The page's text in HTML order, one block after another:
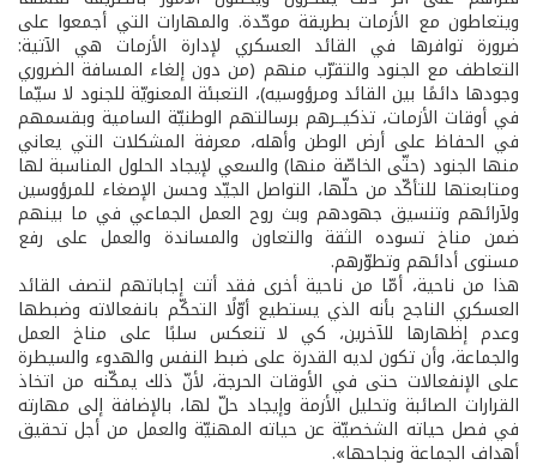
ويتعاطون مع الأزمات بطريقة موحّدة. والمهارات التي أجمعوا على
ضرورة توافرها في القائد العسكري لإدارة الأزمات هي الآتية:
التعاطف مع الجنود والتقرّب منهم (من دون إلغاء المسافة الضروري
وجودها دائمًا بين القائد ومرؤوسيه)، التعبئة المعنويّة للجنود لا سيّما
في أوقات الأزمات، تذكيــرهم برسالتهم الوطنيّة السامية وبقسمهم
في الحفاظ على أرض الوطن وأهله، معرفة المشكلات التي يعاني
منها الجنود (حتّى الخاصّة منها) والسعي لإيجاد الحلول المناسبة لها
ومتابعتها للتأكّد من حلّها، التواصل الجيّد وحسن الإصغاء للمرؤوسين
ولآرائهم وتنسيق جهودهم وبث روح العمل الجماعي في ما بينهم
ضمن مناخ تسوده الثقة والتعاون والمساندة والعمل على رفع
مستوى أدائهم وتطوّرهم.
هذا من ناحية، أمّا من ناحية أخرى فقد أتت إجاباتهم لتصف القائد
العسكري الناجح بأنه الذي يستطيع أوّلًا التحكّم بانفعالاته وضبطها
وعدم إظهارها للآخرين، كي لا تنعكس سلبًا على مناخ العمل
والجماعة، وأن تكون لديه القدرة على ضبط النفس والهدوء والسيطرة
على الإنفعالات حتى في الأوقات الحرجة، لأنّ ذلك يمكّنه من اتخاذ
القرارات الصائبة وتحليل الأزمة وإيجاد حلّ لها، بالإضافة إلى مهارته
في فصل حياته الشخصيّة عن حياته المهنيّة والعمل من أجل تحقيق
أهداف الجماعة ونجاحها».